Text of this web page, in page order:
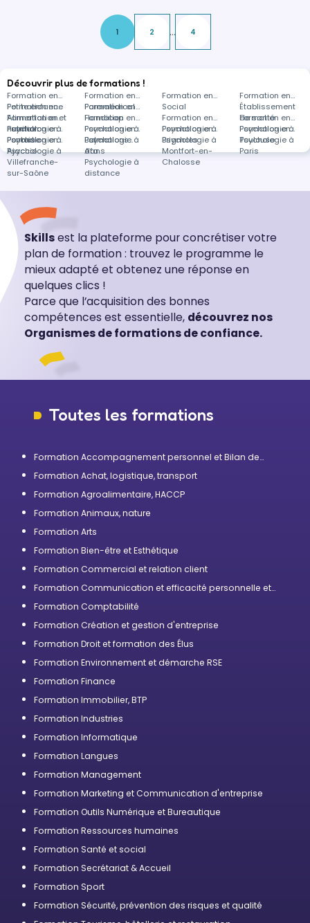
enrichir vos interventions a…
1 2 ... 4
Découvrir plus de formations !
Formation en
Petite enfance
Formation en
Paramédical
Formation en
Social
Formation en
Établissement
de santé
Formation en
Alimentation et
nutrition
Formation en
Handicap
Formation en
Psychologie à
Pontoise
Formation en
Psychologie à
Balma
Formation en
Psychologie à
Brignoles
Formation en
Psychologie à
Toulouse
Formation en
Psychologie à
Ajaccio
Formation en
Psychologie à
Afa
Formation en
Psychologie à
Montfort-en-
Chalosse
Formation en
Psychologie à
Paris
Formation en
Psychologie à
Villefranche-
sur-Saône
Formations
dans
Psychologie à
distance
Skillsest la plateforme pour concrétiser votre
plan de formation : trouvez le programme le
mieux adapté et obtenez une réponse en
quelques clics !
Parce que l’acquisition des bonnes
compétences est essentielle, découvrez nos
Organismes de formations de confiance.
Toutes les formations
Formation Accompagnement personnel et Bilan de
Formation Achat, logistique, transport
Formation Agroalimentaire, HACCP
Formation Animaux, nature
Formation Arts
Formation Bien-être et Esthétique
Formation Commercial et relation client
Formation Communication et efficacité personnelle et
Formation Comptabilité
Formation Création et gestion d'entreprise
Formation Droit et formation des Élus
Formation Environnement et démarche RSE
Formation Finance
Formation Immobilier, BTP
Formation Industries
Formation Informatique
Formation Langues
Formation Management
Formation Marketing et Communication d'entreprise
Formation Outils Numérique et Bureautique
Formation Ressources humaines
Formation Santé et social
Formation Secrétariat & Accueil
Formation Sport
Formation Sécurité, prévention des risques et qualité